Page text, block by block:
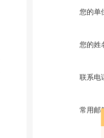
您的单
您的姓
联系电
常用邮